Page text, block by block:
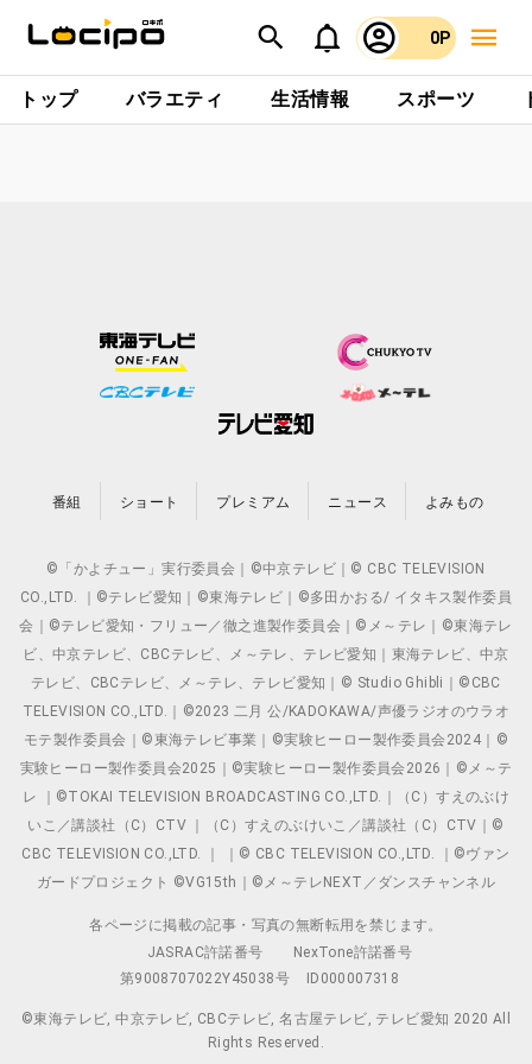
0P
トップ バラエティ 生活情報 スポーツ
番組 ショート プレミアム ニュース よみもの
©「かよチュー」実行委員会｜©中京テレビ｜© CBC TELEVISION
CO.,LTD. ｜©テレビ愛知｜©東海テレビ｜©多田かおる/ イタキス製作委員
会｜©テレビ愛知・フリュー／徹之進製作委員会｜©メ～テレ｜©東海テレ
ビ、中京テレビ、CBCテレビ、メ～テレ、テレビ愛知｜東海テレビ、中京
テレビ、CBCテレビ、メ～テレ、テレビ愛知｜© Studio Ghibli｜©CBC
TELEVISION CO.,LTD.｜©2023 二月 公/KADOKAWA/声優ラジオのウラオ
モテ製作委員会｜©東海テレビ事業｜©実験ヒーロー製作委員会2024｜©
実験ヒーロー製作委員会2025｜©実験ヒーロー製作委員会2026｜©メ～テ
レ ｜©TOKAI TELEVISION BROADCASTING CO.,LTD.｜（C）すえのぶけ
いこ／講談社（C）CTV ｜（C）すえのぶけいこ／講談社（C）CTV｜©
CBC TELEVISION CO.,LTD. ｜ ｜© CBC TELEVISION CO.,LTD. ｜©ヴァン
ガードプロジェクト ©VG15th｜©メ～テレNEXT／ダンスチャンネル
各ページに掲載の記事・写真の無断転用を禁じます。
JASRAC許諾番号
NexTone許諾番号
第9008707022Y45038号
ID000007318
©東海テレビ, 中京テレビ, CBCテレビ, 名古屋テレビ, テレビ愛知 2020 All
Rights Reserved.